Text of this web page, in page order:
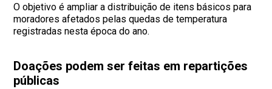
O objetivo é ampliar a distribuição de itens básicos para
moradores afetados pelas quedas de temperatura
registradas nesta época do ano.
Doações podem ser feitas em repartições
públicas